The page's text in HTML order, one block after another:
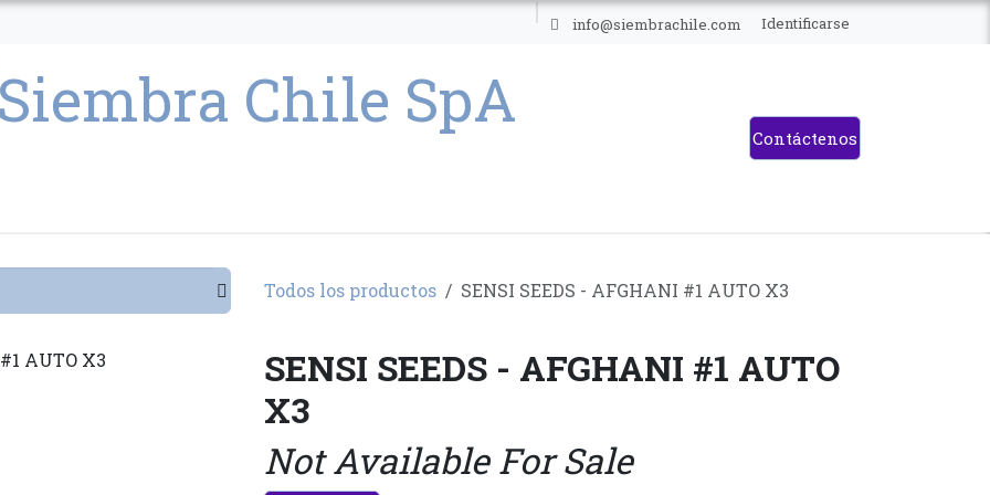
info@siembrachile.com Identificarse
Contáctenos
Todos los productos SENSI SEEDS - AFGHANI #1 AUTO X3
SENSI SEEDS - AFGHANI #1 AUTO
X3
Not Available For Sale